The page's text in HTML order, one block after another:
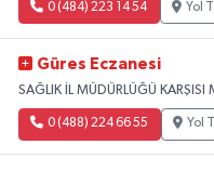
0 (484) 223 14 54 Yol
Güres Eczanesi
SAĞLIK İL MÜDÜRLÜĞÜ KARŞISI
0 (488) 224 66 55 Yol